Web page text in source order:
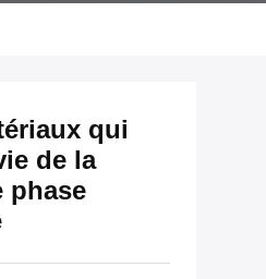
qui
de la
phase